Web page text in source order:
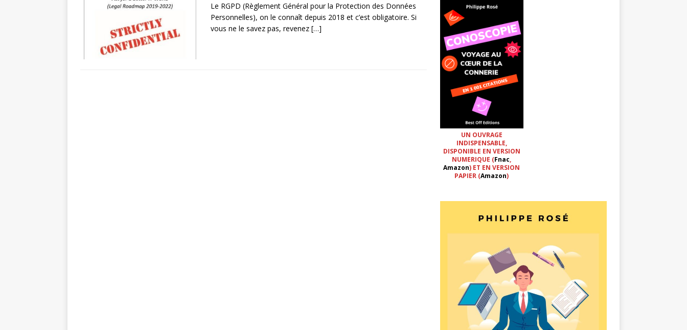
Le RGPD (Règlement Général pour la Protection des Données
Personnelles), on le connaît depuis 2018 et c’est obligatoire. Si
vous ne le savez pas, revenez […]
UN OUVRAGE
INDISPENSABLE,
DISPONIBLE EN VERSION
NUMERIQUE (Fnac,
Amazon) ET EN VERSION
PAPIER (Amazon)